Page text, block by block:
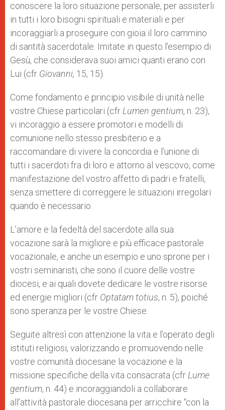
conoscere la loro situazione personale, per assisterli
in tutti i loro bisogni spirituali e materiali e per
incoraggiarli a proseguire con gioia il loro cammino
di santità sacerdotale. Imitate in questo l’esempio di
Gesù, che considerava suoi amici quanti erano con
Lui (cfr Giovanni, 15, 15).
Come fondamento e principio visibile di unità nelle
vostre Chiese particolari (cfr Lumen gentium, n. 23),
vi incoraggio a essere promotori e modelli di
comunione nello stesso presbiterio e a
raccomandare di vivere la concordia e l’unione di
tutti i sacerdoti fra di loro e attorno al vescovo, come
manifestazione del vostro affetto di padri e fratelli,
senza smettere di correggere le situazioni irregolari
quando è necessario.
L’amore e la fedeltà del sacerdote alla sua
vocazione sarà la migliore e più efficace pastorale
vocazionale, e anche un esempio e uno sprone per i
vostri seminaristi, che sono il cuore delle vostre
diocesi, e ai quali dovete dedicare le vostre risorse
ed energie migliori (cfr Optatam totius, n. 5), poiché
sono speranza per le vostre Chiese.
Seguite altresì con attenzione la vita e l’operato degli
istituti religiosi, valorizzando e promuovendo nelle
vostre comunità diocesane la vocazione e la
missione specifiche della vita consacrata (cfr Lume
gentium, n. 44) e incoraggiandoli a collaborare
all’attività pastorale diocesana per arricchire “con la